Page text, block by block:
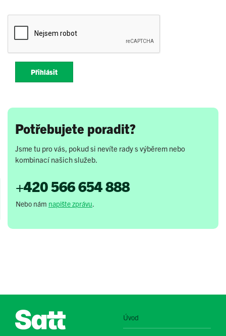
Přihlásit
Potřebujete poradit?
Jsme tu pro vás, pokud si nevíte rady s výběrem nebo
kombinací našich služeb.
+420 566 654 888
Nebo nám napište zprávu.
Úvod